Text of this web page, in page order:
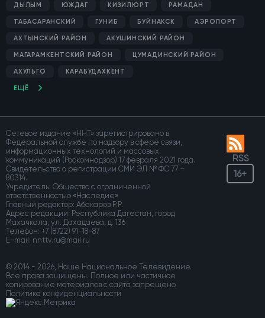
ДЫЛЫМ ЮЖДАГ КИЗИЛЮРТ РАМАДАН
ТАБАСАРАНСКИЙ ГУНИБ БУЙНАКСК АЭРОПОРТ
АХТЫНСКИЙ РАЙОН АКУШИНСКИЙ РАЙОН
МАГАРАМКЕНТСКИЙ РАЙОН ЦУМАДИНСКИЙ РАЙОН
АХУЛЬГО КАРАБУДАХКЕНТ
ЕЩЁ
Сетевое издание «ННТ» зарегистрировано в
Федеральной службе по надзору в сфере связи,
информационных технологий и массовых
коммуникаций (Роскомнадзор) 17 февраля 2021 года.
Свидетельство о регистрации СМИ ЭЛ № ФС 77 –
80314.
Учредитель: Общество с ограниченной
ответственностью «Наследие»
Главный редактор: Абакаров Р.Р.
Адрес редакции: Республика Дагестан, город
Махачкала, ул. Дахадаева, д. 136
Телефон: +7 (8722) 91-18-87
E-mail:
© 2014 - 2026, Наше Национальное Телевидение.
Все права защищены. Полное или частичное
копирование материалов с сайта запрещено.
Политика конфиденциальности
RSS
16+